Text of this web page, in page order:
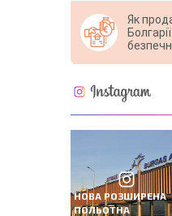
Як
НОВА РОЗШИРЕНА
ПОЛЬОТНА